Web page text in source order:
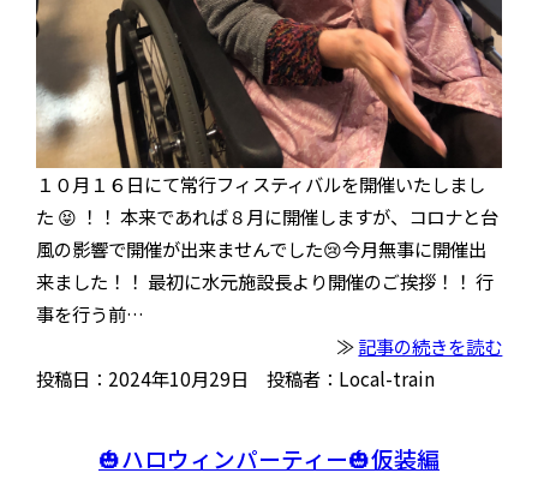
１０月１６日にて常行フィスティバルを開催いたしまし
た 😝 ！！ 本来であれば８月に開催しますが、コロナと台
風の影響で開催が出来ませんでした😢今月無事に開催出
来ました！！ 最初に水元施設長より開催のご挨拶！！ 行
事を行う前…
≫記事の続きを読む
投稿日：2024年10月29日 投稿者：Local-train
🎃ハロウィンパーティー🎃仮装編